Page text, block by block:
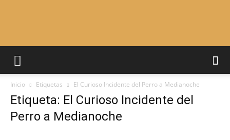
Adiestrar
Inicio Etiquetas El Curioso Incidente del Perro a Medianoche
Etiqueta: El Curioso Incidente del
Perro a Medianoche